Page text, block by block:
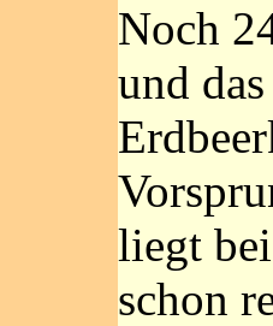
Noch
und
liegt
schon